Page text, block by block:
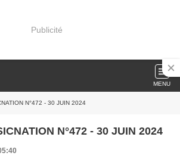
Publicité
MENU
N°472 - 30 JUIN 2024
N°472 - 30 JUIN 2024